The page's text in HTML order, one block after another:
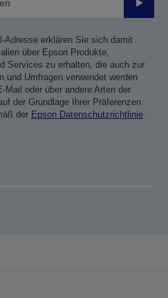
Adresse erklären Sie sich damit
über Epson Produkte,
Services zu erhalten, die auch zur
und Umfragen verwendet werden
Mail oder über andere Arten der
der Grundlage Ihrer Präferenzen
der Epson Datenschutzrichtlinie.